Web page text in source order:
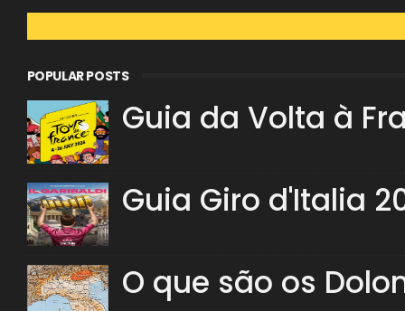
POPULAR POSTS
Guia da Volta à
Guia Giro d'Italia
O que são os